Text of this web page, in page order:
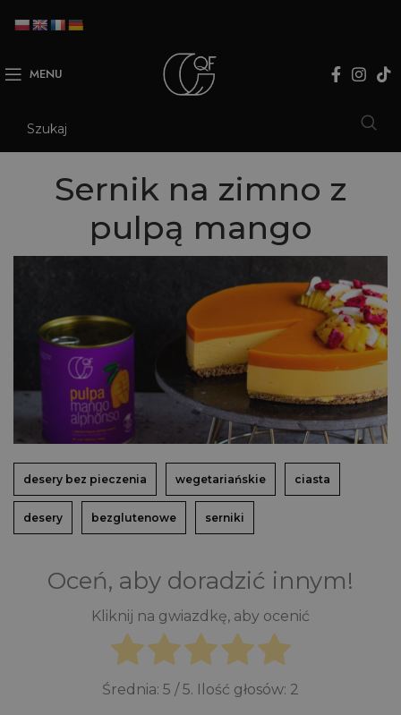
MENU
Sernik na zimno z
pulpą mango
desery bez pieczenia wegetariańskie ciasta
desery bezglutenowe serniki
Oceń, aby doradzić innym!
Kliknij na gwiazdkę, aby ocenić
Średnia: 5 / 5. Ilość głosów: 2